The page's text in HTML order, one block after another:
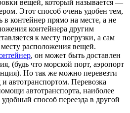
вещей, который называется —
Этот способ очень удобен тем,
в контейнер прямо на месте, а не
контейнера другим
к месту погрузки, а сам
месту расположения вещей.
, он может быть доставлен
(будь что морской порт, аэропорт
Но так же можно перевезти
автотранспортом. Перевозка
автотранспорта, наиболее
способ переезда в другой